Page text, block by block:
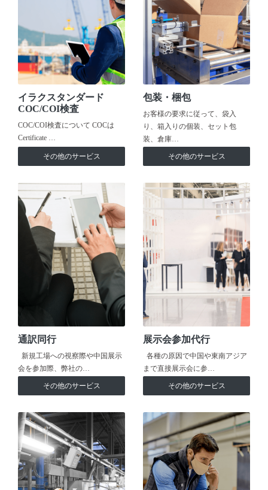
イラクスタンダード
COC/COI検査
COC/COI検査について COCは
Certificate …
その他のサービス
包装・梱包
お客様の要求に従って、袋入
り、箱入りの個装、セット包
装、倉庫…
その他のサービス
通訳同行
新規工場への視察際や中国展示
会を参加際、弊社の…
その他のサービス
展示会参加代行
各種の原因で中国や東南アジア
まで直接展示会に参…
その他のサービス